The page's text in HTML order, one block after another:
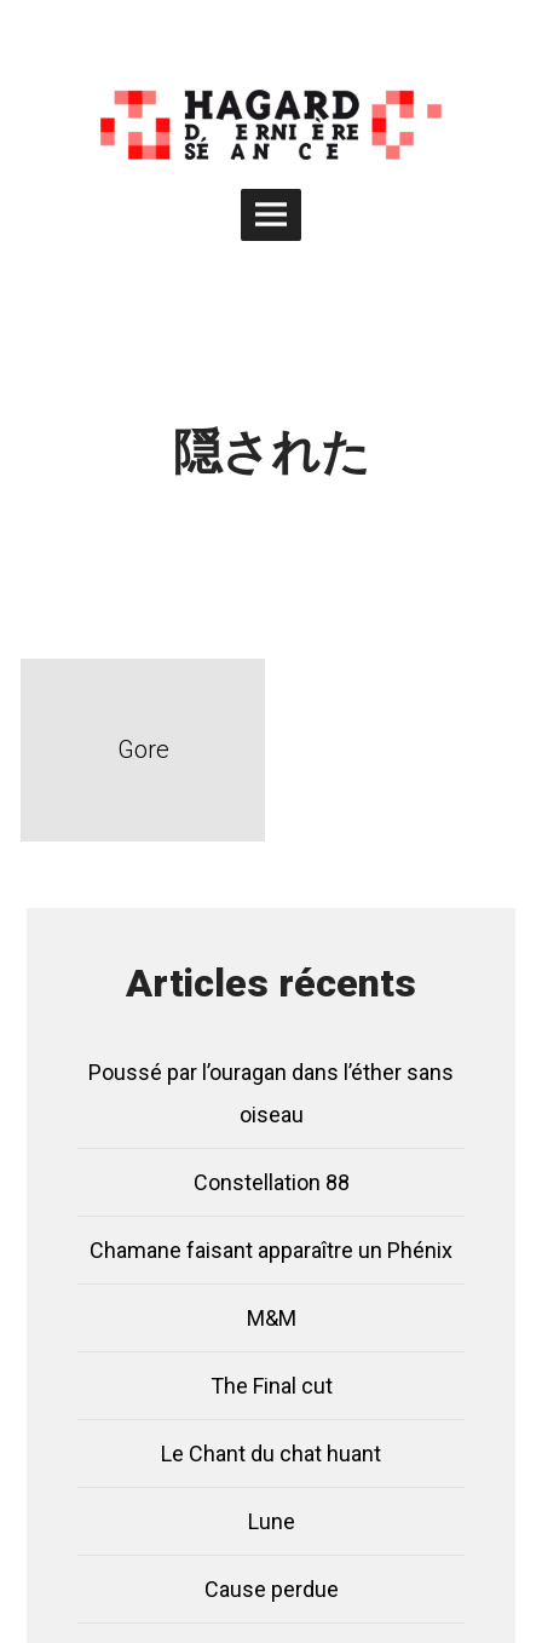
Main
隠された
Gore
Articles récents
Poussé par l’ouragan dans l’éther sans
oiseau
Constellation 88
Chamane faisant apparaître un Phénix
M&M
The Final cut
Le Chant du chat huant
Lune
Cause perdue